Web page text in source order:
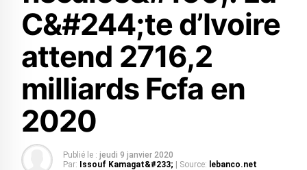
C&#244;te d’Ivoire
attend 2716,2
milliards Fcfa en
2020
Publié le : jeudi 9 janvier 2020
Par:
Issouf Kamagat&#233; | Source: lebanco.net